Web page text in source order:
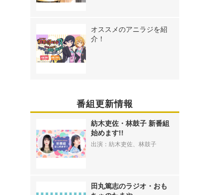
オススメのアニラジを紹
介！
番組更新情報
紡木吏佐・林鼓子 新番組
始めます!!
出演：紡木吏佐、林鼓子
田丸篤志のラジオ・おも